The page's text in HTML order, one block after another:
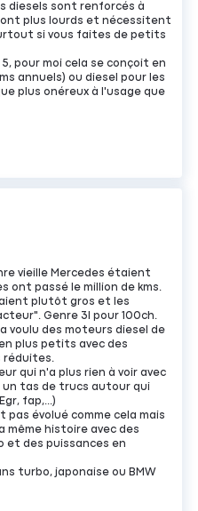
diesels sont renforcés à
plus lourds et nécessitent
si vous faites de petits
pour moi cela se conçoit en
annuels) ou diesel pour les
plus onéreux à l'usage que
vieille Mercedes étaient
ont passé le million de kms.
plutôt gros et les
Genre 3l pour 100ch.
voulu des moteurs diesel de
plus petits avec des
réduites.
qui n'a plus rien à voir avec
tas de trucs autour qui
fap,...)
pas évolué comme cela mais
même histoire avec des
et des puissances en
turbo, japonaise ou BMW